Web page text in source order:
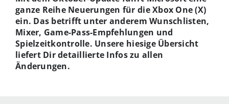
ganze Reihe Neuerungen für die Xbox One (X)
ein. Das betrifft unter anderem Wunschlisten,
Mixer, Game-Pass-Empfehlungen und
Spielzeitkontrolle. Unsere hiesige Übersicht
liefert Dir detaillierte Infos zu allen
Änderungen.